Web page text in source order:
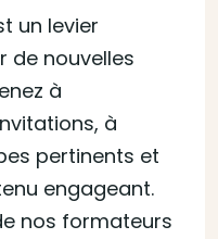
un levier
de nouvelles
à
à
pertinents et
engageant.
nos formateurs